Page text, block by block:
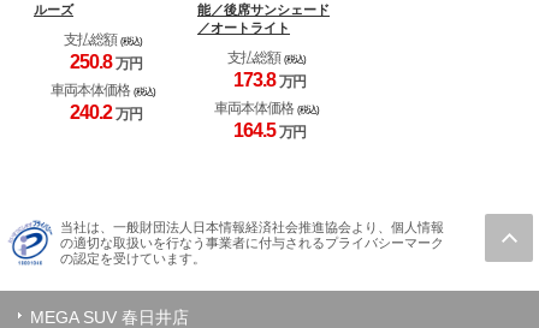
ルーズ
支払総額 (税込)
250.8 万円
車両本体価格 (税込)
240.2 万円
能／後席サンシェード
／オートライト
支払総額 (税込)
173.8 万円
車両本体価格 (税込)
164.5 万円
当社は、一般財団法人日本情報経済社会推進協会より、個人情報
の適切な取扱いを行なう事業者に付与されるプライバシーマーク
の認定を受けています。
MEGA SUV 春日井店